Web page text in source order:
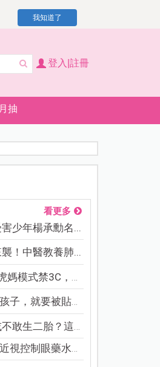
我知道了
登入|註冊
抽
看更多
少年楊承勳名...
！中醫教養肺...
模式禁3C，看...
，就要被貼「...
敢生二胎？這8...
控制眼藥水納...